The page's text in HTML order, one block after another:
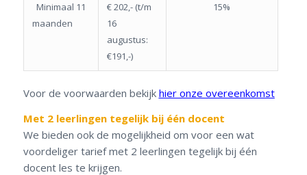
Minimaal 11
maanden
€ 202,- (t/m
16
augustus:
€191,-)
15%
Voor de voorwaarden bekijk hier onze overeenkomst
Met 2 leerlingen tegelijk bij één docent
We bieden ook de mogelijkheid om voor een wat
voordeliger tarief met 2 leerlingen tegelijk bij één
docent les te krijgen.